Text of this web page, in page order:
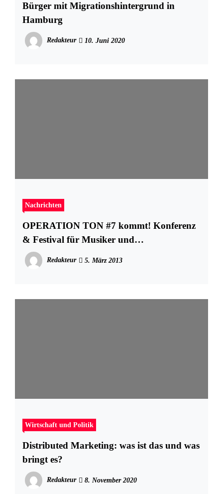
Bürger mit Migrationshintergrund in
Hamburg
Redakteur 10. Juni 2020
Nachrichten
OPERATION TON #7 kommt! Konferenz
& Festival für Musiker und
Musikschaffende in Hamburg
Redakteur 5. März 2013
Wirtschaft und Politik
Distributed Marketing: was ist das und was
bringt es?
Redakteur 8. November 2020